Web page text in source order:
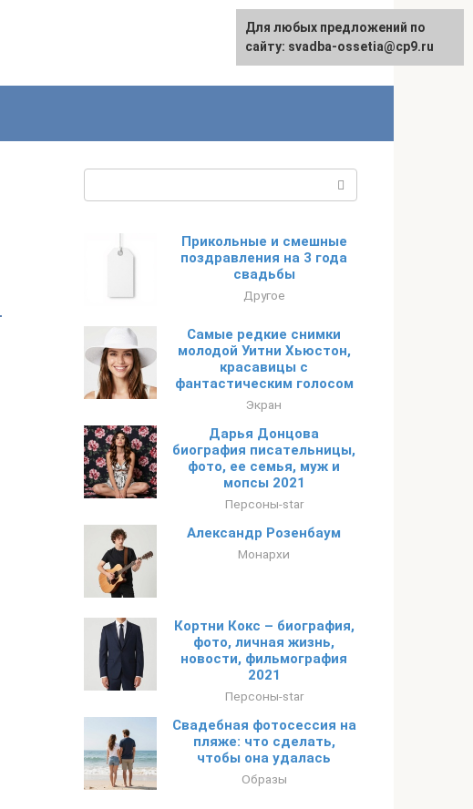
Прикольные и смешные
поздравления на 3 года
свадьбы
Другое
Самые редкие снимки
молодой Уитни Хьюстон,
красавицы с
фантастическим голосом
Экран
Дарья Донцова
биография писательницы,
фото, ее семья, муж и
мопсы 2021
Персоны-star
Александр Розенбаум
Монархи
Кортни Кокс – биография,
фото, личная жизнь,
новости, фильмография
2021
Персоны-star
Свадебная фотосессия на
пляже: что сделать,
чтобы она удалась
Образы
Для любых предложений по
сайту: svadba-ossetia@cp9.ru